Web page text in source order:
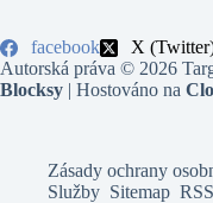
facebook X
Autorská práva © 2026
Blocksy | Hostováno na
Zásady ochrany
Služby Sitemap RSS